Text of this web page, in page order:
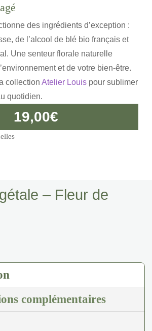
des ingrédients d’exception :
de l’alcool de blé bio français et
Une senteur florale naturelle
et de votre bien-être.
collectionAtelier Louis pour sublimer
quotidien.
19,00€
– Fleur de
complémentaires